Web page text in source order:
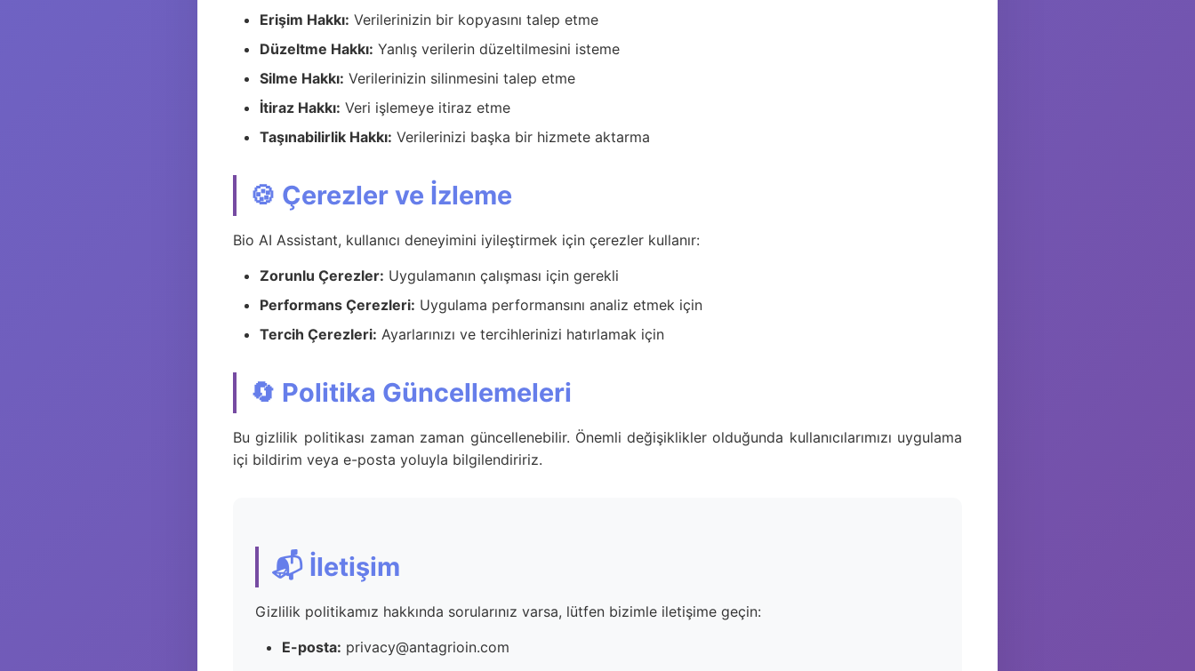
Erişim Hakkı: Verilerinizin bir kopyasını talep etme
Düzeltme Hakkı: Yanlış verilerin düzeltilmesini isteme
Silme Hakkı: Verilerinizin silinmesini talep etme
İtiraz Hakkı: Veri işlemeye itiraz etme
Taşınabilirlik Hakkı: Verilerinizi başka bir hizmete aktarma
🍪 Çerezler ve İzleme
Bio AI Assistant, kullanıcı deneyimini iyileştirmek için çerezler kullanır:
Zorunlu Çerezler: Uygulamanın çalışması için gerekli
Performans Çerezleri: Uygulama performansını analiz etmek için
Tercih Çerezleri: Ayarlarınızı ve tercihlerinizi hatırlamak için
🔄 Politika Güncellemeleri
Bu gizlilik politikası zaman zaman güncellenebilir. Önemli değişiklikler olduğunda kullanıcılarımızı uygulama
içi bildirim veya e-posta yoluyla bilgilendiririz.
📬 İletişim
Gizlilik politikamız hakkında sorularınız varsa, lütfen bizimle iletişime geçin:
E-posta: privacy@antagrioin.com